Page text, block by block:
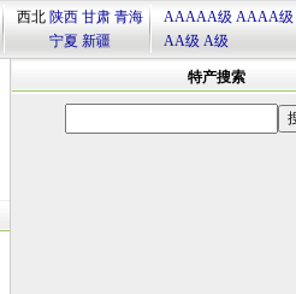
西北 陕西 甘肃 青海
宁夏 新疆
AAAAA级 AAAA级
AA级 A级
特产搜索